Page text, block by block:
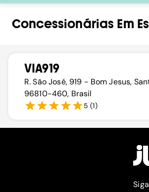
Concessionárias Em
VIA919
R. São José, 919 - Bom Jesus,
96810-460, Brasil
5 (1)